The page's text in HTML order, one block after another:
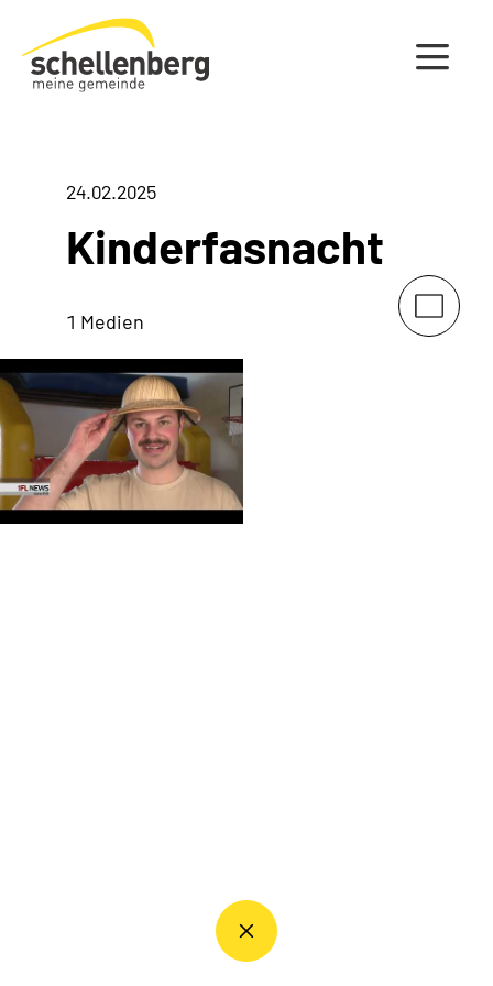
Gemeinde Schellenberg Startseite
24.02.2025
Kinderfasnacht
1 Medien